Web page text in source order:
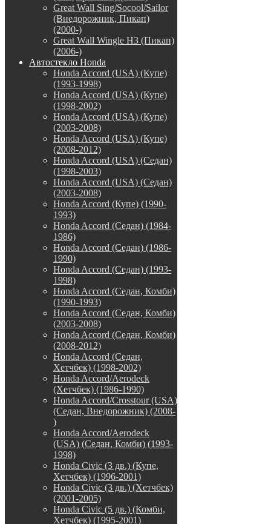
Great Wall Sing/Socool/Sailor
(Внедорожник, Пикап)
(2000-)
Great Wall Wingle H3 (Пикап)
(2006-)
Автостекло Honda
Honda Accord (USA) (Купе)
(1993-1998)
Honda Accord (USA) (Купе)
(1998-2002)
Honda Accord (USA) (Купе)
(2003-2008)
Honda Accord (USA) (Купе)
(2008-2012)
Honda Accord (USA) (Седан)
(1998-2003)
Honda Accord (USA) (Седан)
(2003-2008)
Honda Accord (Купе) (1990-
1993)
Honda Accord (Седан) (1984-
1986)
Honda Accord (Седан) (1986-
1990)
Honda Accord (Седан) (1993-
1998)
Honda Accord (Седан, Комби)
(1990-1993)
Honda Accord (Седан, Комби)
(2003-2008)
Honda Accord (Седан, Комби)
(2008-2012)
Honda Accord (Седан,
Хетчбек) (1998-2002)
Honda Accord/Aerodeck
(Хетчбек) (1986-1990)
Honda Accord/Crosstour (USA)
(Седан, Внедорожник) (2008-
)
Honda Accord/Аerodeck
(USA) (Седан, Комби) (1993-
1998)
Honda Civic (3 дв.) (Купе,
Хетчбек) (1996-2001)
Honda Civic (3 дв.) (Хетчбек)
(2001-2005)
Honda Civic (5 дв.) (Комби,
Хетчбек) (1995-2001)